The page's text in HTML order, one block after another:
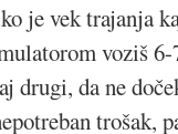
je vek trajanja
voziš
drugi, da ne
trošak,